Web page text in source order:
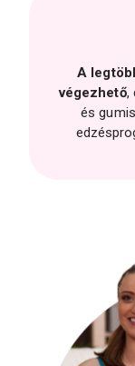
A
végezhető,
és